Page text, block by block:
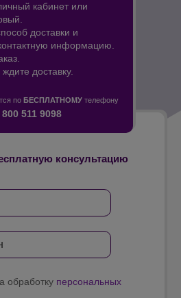
кабинет или
доставки и
информацию.
доставку.
по БЕСПЛАТНОМУтелефону
800 511 9098
консультацию
обработку персональных